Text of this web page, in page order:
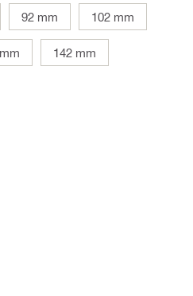
92 mm 102 mm
142 mm